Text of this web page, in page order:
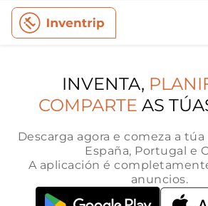
INVENTA,
COMPARTE AS
Descarga agora e comeza a
España, Portugal e
A aplicación é
anuncios.